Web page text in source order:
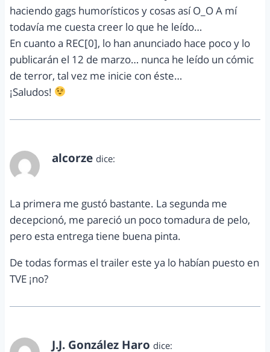
haciendo gags humorísticos y cosas así O_O A mí
todavía me cuesta creer lo que he leído…
En cuanto a REC[0], lo han anunciado hace poco y lo
publicarán el 12 de marzo… nunca he leído un cómic
de terror, tal vez me inicie con éste…
¡Saludos!
alcorze dice:
La primera me gustó bastante. La segunda me
decepcionó, me pareció un poco tomadura de pelo,
pero esta entrega tiene buena pinta.
De todas formas el trailer este ya lo habían puesto en
TVE ¡no?
J.J. González Haro dice: